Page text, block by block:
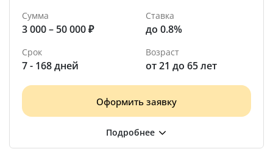
Сумма
3 000 – 50 000 ₽
Ставка
до 0.8%
Срок
7 - 168 дней
Возраст
от 21 до 65 лет
Оформить заявку